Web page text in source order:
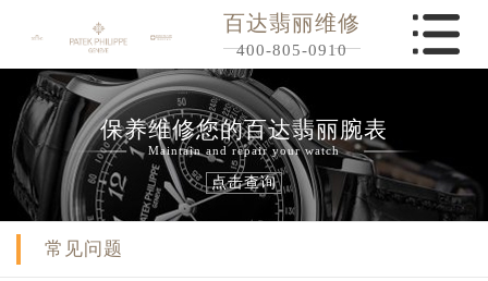
百达翡丽维修
400-805-0910
保养维修您的百达翡丽腕表
Maintain and repair your watch
点击查询
常见问题